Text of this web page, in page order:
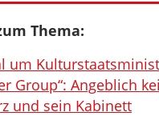
Thema:
um
Group“: Angeblich
und sein Kabinett